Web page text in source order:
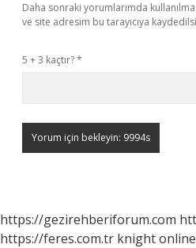
Daha sonraki yorumlarımda
ve site adresim bu tarayıcıya
5 + 3 kaçtır?*
https://gezirehberiforum.com
https://feres.com.tr knight online